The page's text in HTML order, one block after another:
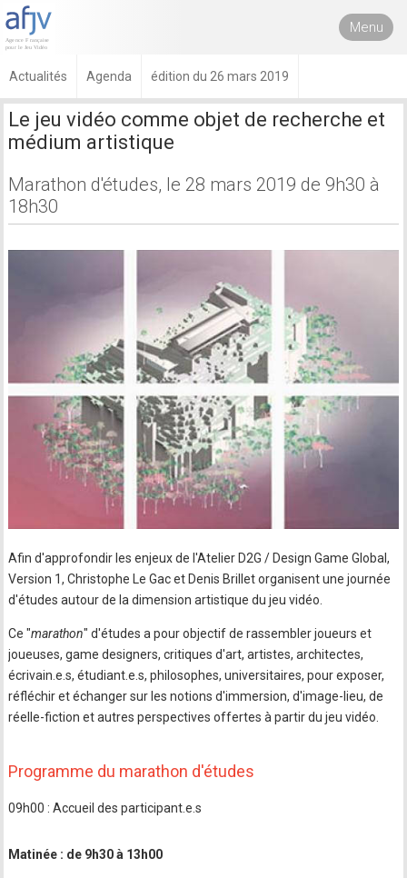
Menu
Actualités Agenda édition du 26 mars 2019
Le jeu vidéo comme objet de recherche et
médium artistique
Marathon d'études, le 28 mars 2019 de 9h30 à
18h30
Afin d'approfondir les enjeux de l'Atelier D2G / Design Game Global,
Version 1, Christophe Le Gac et Denis Brillet organisent une journée
d'études autour de la dimension artistique du jeu vidéo.
Ce "marathon" d'études a pour objectif de rassembler joueurs et
joueuses, game designers, critiques d'art, artistes, architectes,
écrivain.e.s, étudiant.e.s, philosophes, universitaires, pour exposer,
réfléchir et échanger sur les notions d'immersion, d'image-lieu, de
réelle-fiction et autres perspectives offertes à partir du jeu vidéo.
Programme du marathon d'études
09h00 : Accueil des participant.e.s
Matinée : de 9h30 à 13h00